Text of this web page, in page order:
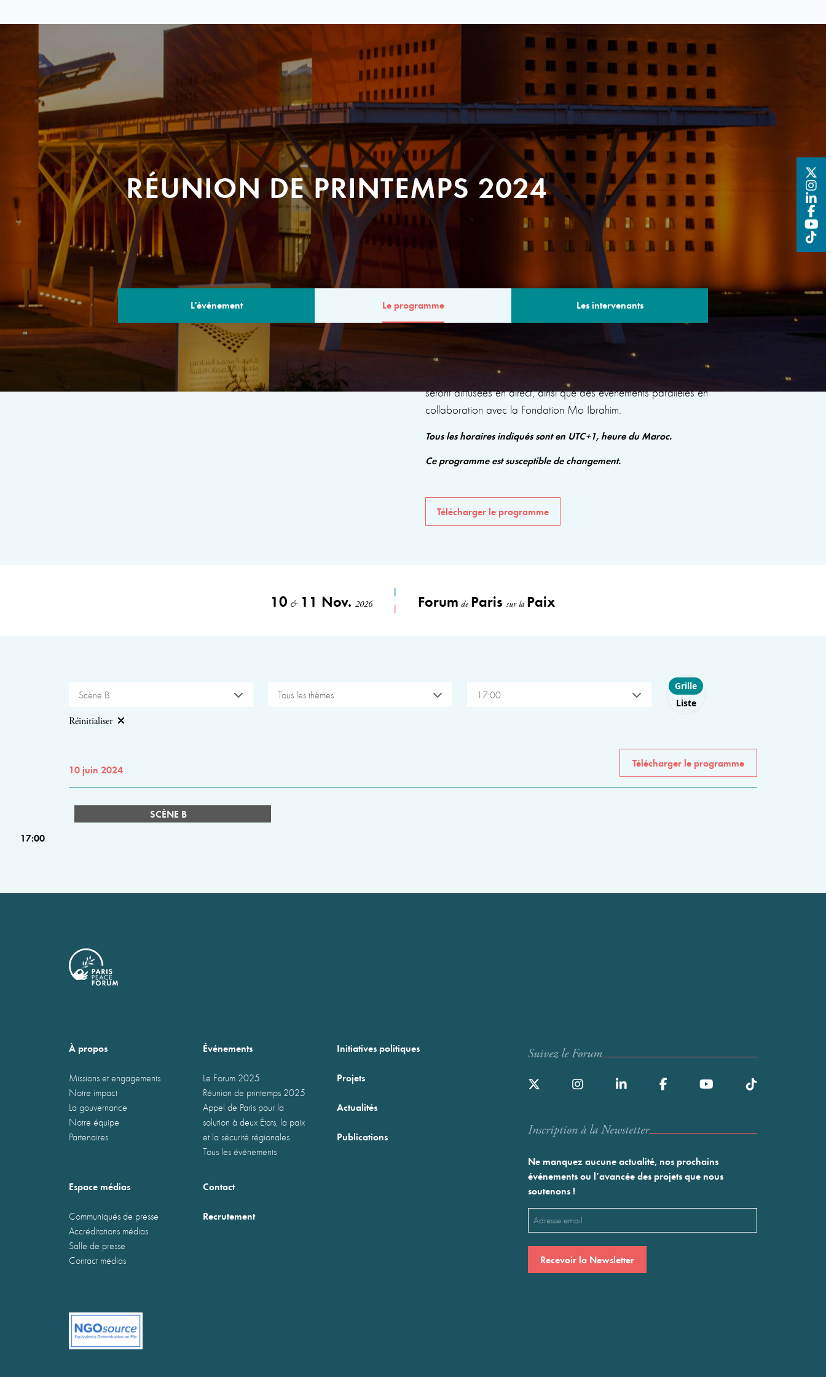
RÉUNION DE PRINTEMPS 2024
L'événement Le programme Les intervenants
LE PROGRAMME
Le programme comprendra des sessions avec des experts renommés qui
seront diffusées en direct, ainsi que des événements parallèles en
collaboration avec la Fondation Mo Ibrahim.
Tous les horaires indiqués sont en UTC+1, heure du Maroc.
Ce programme est susceptible de changement.
Télécharger le programme
10 &11 Nov. 2026 Forum de Paris sur la Paix
Scène B Tous les thèmes 17:00
Choose layout
Grille
Liste
Réinitialiser
10 juin 2024
Télécharger le programme
SCÈNE B
17:00
À propos
Missions et engagements
Notre impact
La gouvernance
Notre équipe
Partenaires
Événements
Le Forum 2025
Réunion de printemps 2025
Appel de Paris pour la
solution à deux États, la paix
et la sécurité régionales
Tous les événements
Initiatives politiques
Projets
Actualités
Publications
Espace médias
Communiqués de presse
Accréditations médias
Salle de presse
Contact médias
Contact
Recrutement
Suivez le Forum
Inscription à la Newstetter
Ne manquez aucune actualité, nos prochains
événements ou l’avancée des projets que nous
soutenons !
Email
(Nécessaire)